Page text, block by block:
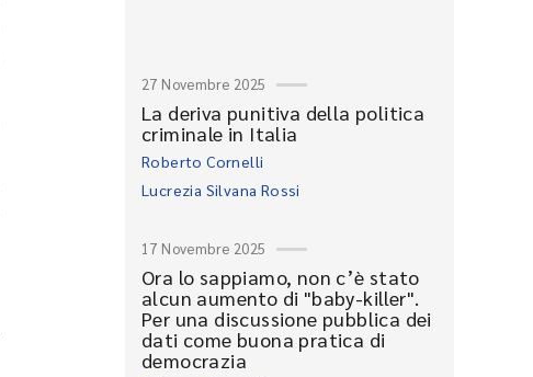
27 Novembre 2025
La deriva punitiva della politica
criminale in Italia
Roberto Cornelli
Lucrezia Silvana Rossi
17 Novembre 2025
Ora lo sappiamo, non c’è stato
alcun aumento di "baby-killer".
Per una discussione pubblica dei
dati come buona pratica di
democrazia